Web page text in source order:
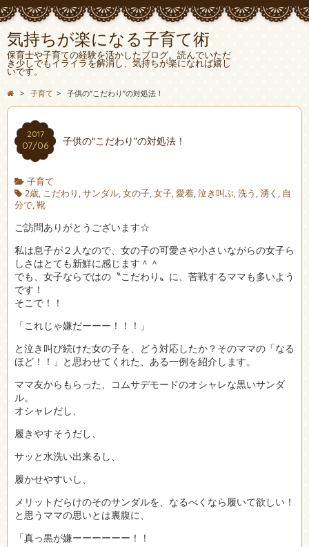
気持ちが楽になる子育て術
保育士や子育ての経験を活かしたブログ。読んでいただ
き少しでもイライラを解消し、気持ちが楽になれば嬉し
いです。
> 子育て > 子供の“こだわり”の対処法！
2017
07/06 子供の“こだわり”の対処法！
子育て
2歳, こだわり ,サンダル,女の子,女子,愛着,泣き叫ぶ,洗う ,湧く , 自
分で,靴
ご訪問ありがとうございます☆
私は息子が２人なので、女の子の可愛さや小さいながらの女子ら
しさはとても新鮮に感じます＾＾
でも、女子ならではの〝こだわり〟に、苦戦するママも多いよう
です！
そこで！！
「これじゃ嫌だーーー！！！」
と泣き叫び続けた女の子を、どう対応したか？そのママの「なる
ほど！！」と思わせてくれた、ある一例を紹介します。
ママ友からもらった、コムサデモードのオシャレな黒いサンダ
ル。
オシャレだし、
履きやすそうだし、
サッと水洗い出来るし、
履かせやすいし、
メリットだらけのそのサンダルを、なるべくなら履いて欲しい！
と思うママの思いとは裏腹に、
「真っ黒が嫌ーーーーーー！！